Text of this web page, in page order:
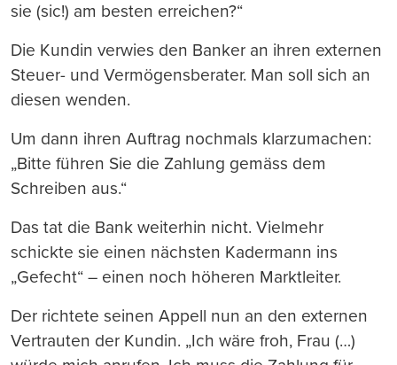
sie (sic!) am besten erreichen?“
Die Kundin verwies den Banker an ihren externen
Steuer- und Vermögensberater. Man soll sich an
diesen wenden.
Um dann ihren Auftrag nochmals klarzumachen:
„Bitte führen Sie die Zahlung gemäss dem
Schreiben aus.“
Das tat die Bank weiterhin nicht. Vielmehr
schickte sie einen nächsten Kadermann ins
„Gefecht“ – einen noch höheren Marktleiter.
Der richtete seinen Appell nun an den externen
Vertrauten der Kundin. „Ich wäre froh, Frau (…)